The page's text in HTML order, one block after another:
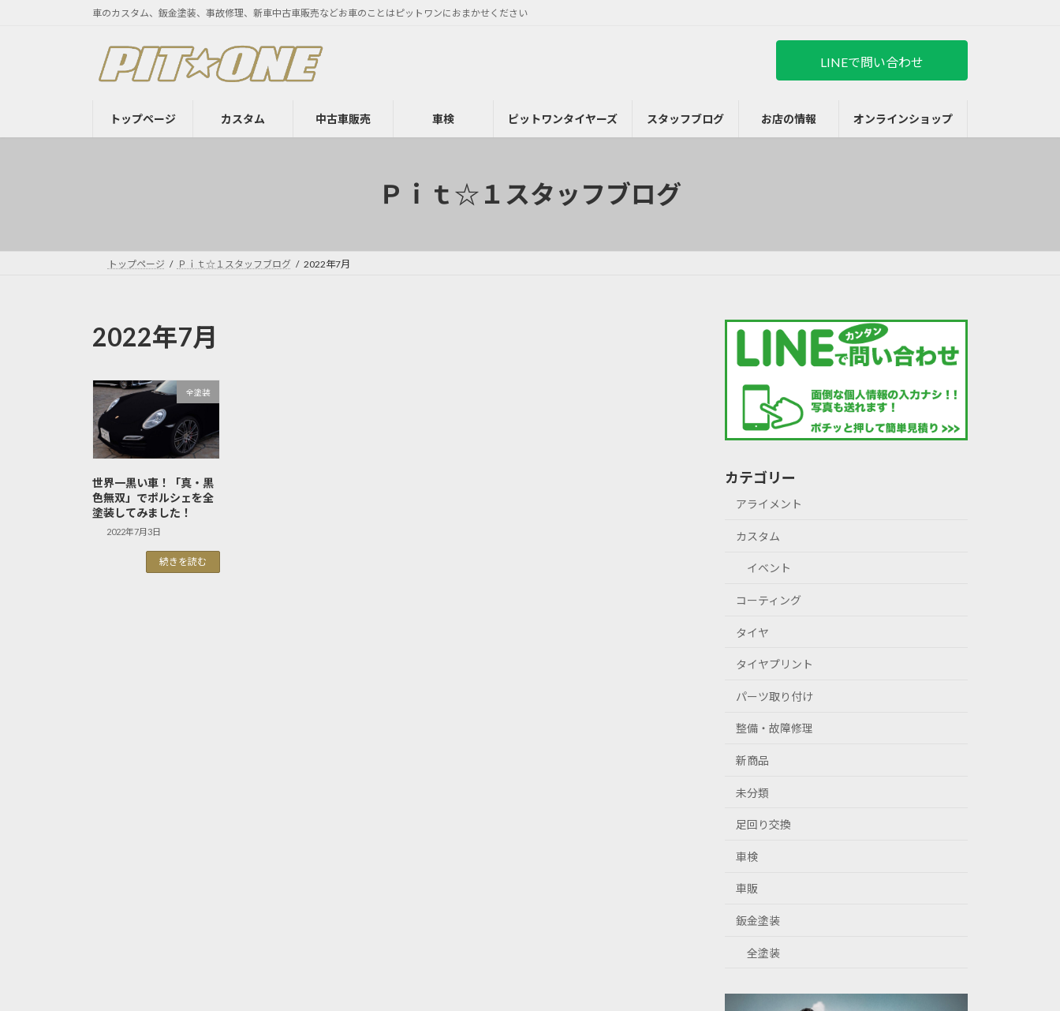
キ
に
車のカスタム、鈑金塗装、事故修理、新車中古車販売などお車のことはピットワンにおまかせください
LINEで問い合わせ
トップページ カスタム 中古車販売 車検 ピットワンタイヤーズ スタッフブログ お店の情報 オンラインショップ
Ｐｉｔ☆１スタッフブログ
トップページ Ｐｉｔ☆１スタッフブログ 2022年7月
2022年7月
全塗装
世界一黒い車！「真・黒
色無双」でポルシェを全
塗装してみました！
2022年7月3日
続きを読む
カテゴリー
アライメント
カスタム
イベント
コーティング
タイヤ
タイヤプリント
パーツ取り付け
整備・故障修理
新商品
未分類
足回り交換
車検
車販
鈑金塗装
全塗装